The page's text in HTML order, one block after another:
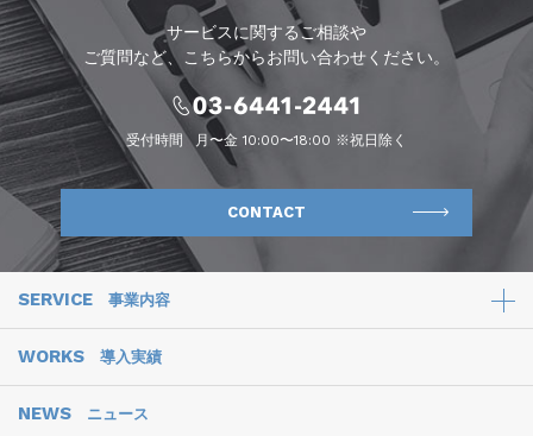
サービスに関するご相談や
ご質問など、こちらからお問い合わせください。
受付時間 月〜金 10:00〜18:00 ※祝日除く
CONTACT
SERVICE 事業内容
WORKS 導入実績
NEWS ニュース